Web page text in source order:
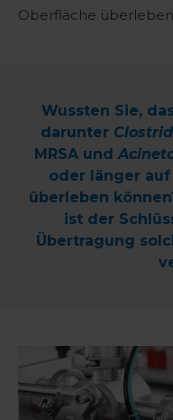
Oberfläche
Wussten Sie,
darunter
MRSA und
oder länger
überleben
ist der
Übertragung